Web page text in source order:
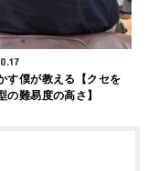
す僕が教える【クセを
の難易度の高さ】